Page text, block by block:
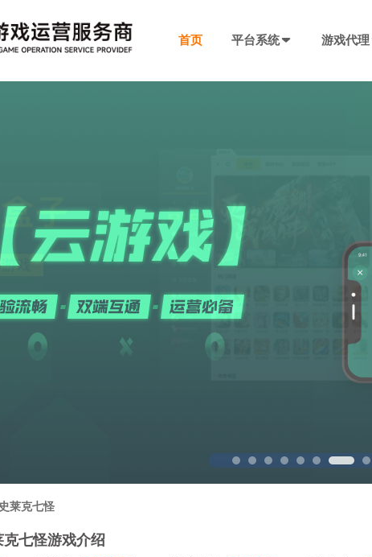
首页 平台系统
新 UI 界面，功能模块重新划分
戏APP
管理系统
戏、玩家、资金一站管理
贴牌，快速发展加盟商
盒子PC端
兼容性强，低门槛融入下级SDK
渠道端后台
发行端后台
低成本管理，数据可视化
游戏代理
H5代理流程
带你了解H5游戏的前世今生
代理流程、条件、前期准备
94智投
生开发，快速开播，数据互通 打造社区氛围，维护玩家情感
IM 即时通讯系统
莱克七怪
七怪游戏介绍